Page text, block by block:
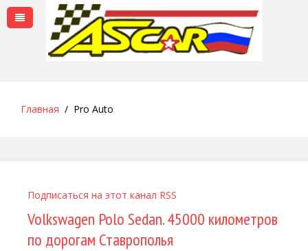
Главная Pro Auto
Подписаться на этот канал RSS
Volkswagen Polo Sedan. 45000 километров
по дорогам Ставрополья